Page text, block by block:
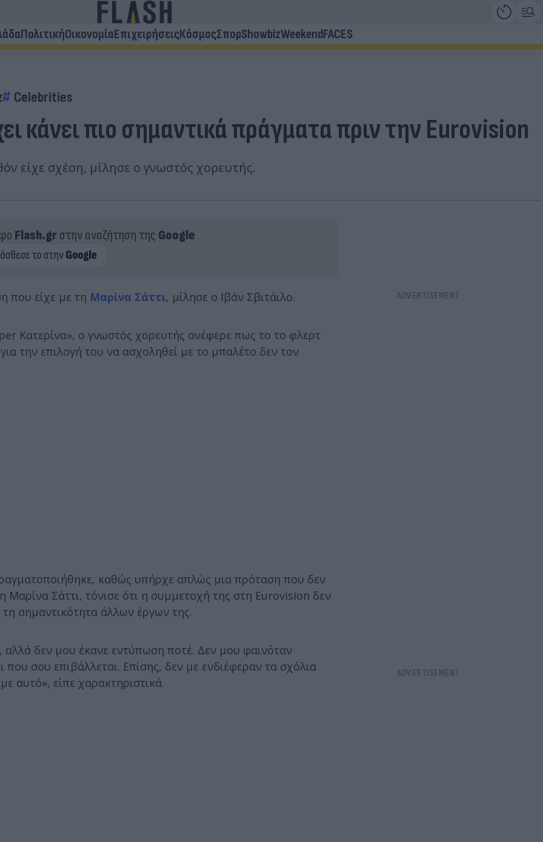
ΠολιτικήΟικονομίαΕπιχειρήσειςΚόσμοςΣπορShowbizWeekendFACES
Celebrities
κάνει πιο σημαντικά πράγματα πριν την Eurovision
είχε σχέση, μίλησε ο γνωστός χορευτής.
Flash.grστην αναζήτηση της Google
που είχε με τη Μαρίνα Σάττι, μίλησε ο Ιβάν Σβιτάιλο.
Κατερίνα», ο γνωστός χορευτής ανέφερε πως το το φλερτ
την επιλογή του να ασχοληθεί με το μπαλέτο δεν τον
καθώς υπήρχε απλώς μια πρόταση που δεν
Σάττι, τόνισε ότι η συμμετοχή της στη Eurovision δεν
σημαντικότητα άλλων έργων της.
δεν μου έκανε εντύπωση ποτέ. Δεν μου φαινόταν
σου επιβάλλεται. Επίσης, δεν με ενδιέφεραν τα σχόλια
αυτό», είπε χαρακτηριστικά.